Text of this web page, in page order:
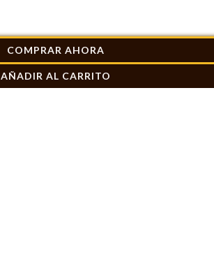
COMPRAR AHORA
AÑADIR AL CARRITO